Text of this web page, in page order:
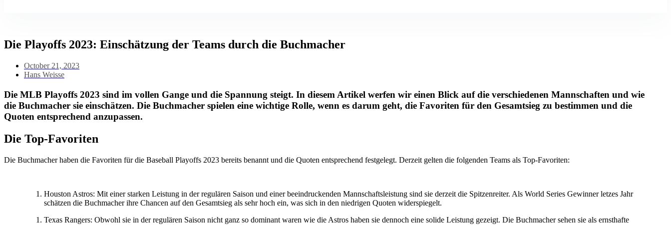
Die Playoffs 2023: Einschätzung der Teams durch die Buchmacher
October 21, 2023
Hans Weisse
Die MLB Playoffs 2023 sind im vollen Gange und die Spannung steigt. In diesem Artikel werfen wir einen Blick auf die verschiedenen Mannschaften und wie
die Buchmacher sie einschätzen. Die Buchmacher spielen eine wichtige Rolle, wenn es darum geht, die Favoriten für den Gesamtsieg zu bestimmen und die
Quoten entsprechend anzupassen.
Die Top-Favoriten
Die Buchmacher haben die Favoriten für die Baseball Playoffs 2023 bereits benannt und die Quoten entsprechend festgelegt. Derzeit gelten die folgenden Teams als Top-Favoriten:
Houston Astros: Mit einer starken Leistung in der regulären Saison und einer beeindruckenden Mannschaftsleistung sind sie derzeit die Spitzenreiter. Als World Series Gewinner letzes Jahr
schätzen die Buchmacher ihre Chancen auf den Gesamtsieg als sehr hoch ein, was sich in den niedrigen Quoten widerspiegelt.
Texas Rangers: Obwohl sie in der regulären Saison nicht ganz so dominant waren wie die Astros haben sie dennoch eine solide Leistung gezeigt. Die Buchmacher sehen sie als ernsthafte